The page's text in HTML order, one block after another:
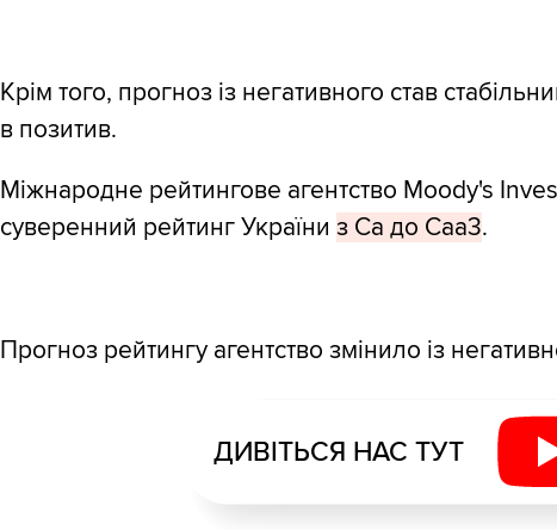
Крім того, прогноз із негативного став
в позитив.
Міжнародне рейтингове агентство Moody's
суверенний рейтинг України з Са до Caa3.
Прогноз рейтингу агентство змінило із
ДИВІТЬСЯ НАС ТУТ